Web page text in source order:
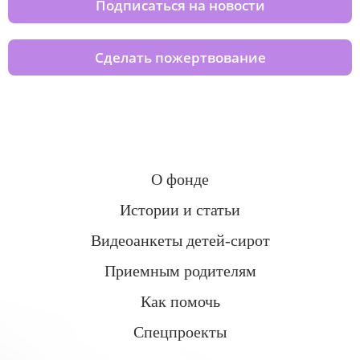
Подписаться на новости
Сделать пожертвование
О фонде
Истории и статьи
Видеоанкеты детей-сирот
Приемным родителям
Как помочь
Спецпроекты